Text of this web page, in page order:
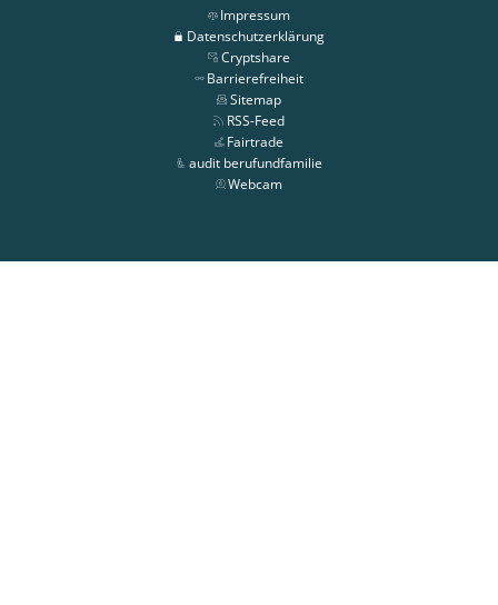
Impressum
Datenschutzerklärung
Cryptshare
Barrierefreiheit
Sitemap
RSS-Feed
Fairtrade
audit berufundfamilie
Webcam